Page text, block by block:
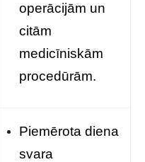
operācijām un
citām
medicīniskām
procedūrām.
Piemērota diena
svara